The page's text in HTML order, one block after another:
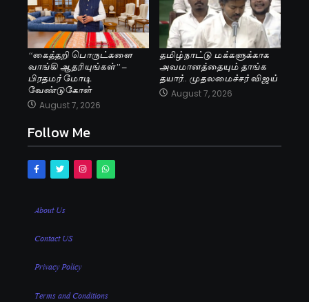
“கைத்தறி பொருட்களை
வாங்கி ஆதரியுங்கள்” –
பிரதமர் மோடி
வேண்டுகோள்
August 7, 2026
தமிழ்நாட்டு மக்களுக்காக
அவமானத்தையும் தாங்க
தயார்.. முதலமைச்சர் விஜய்
August 7, 2026
Follow Me
About Us
Contact US
Privacy Policy
Terms and Conditions